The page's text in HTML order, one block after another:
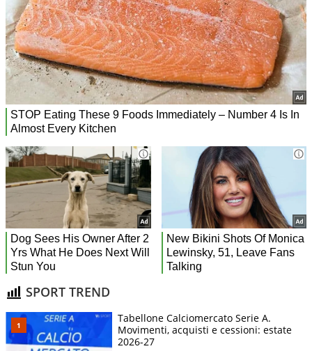
SPORT TREND
Tabellone Calciomercato Serie A.
Movimenti, acquisti e cessioni: estate
2026-27